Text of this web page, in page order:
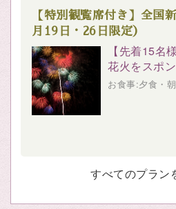
【特別観覧席付き】全国
月19日・26日限定）
【先着15名
花火をスポ
お食事:夕食・
すべてのプラン